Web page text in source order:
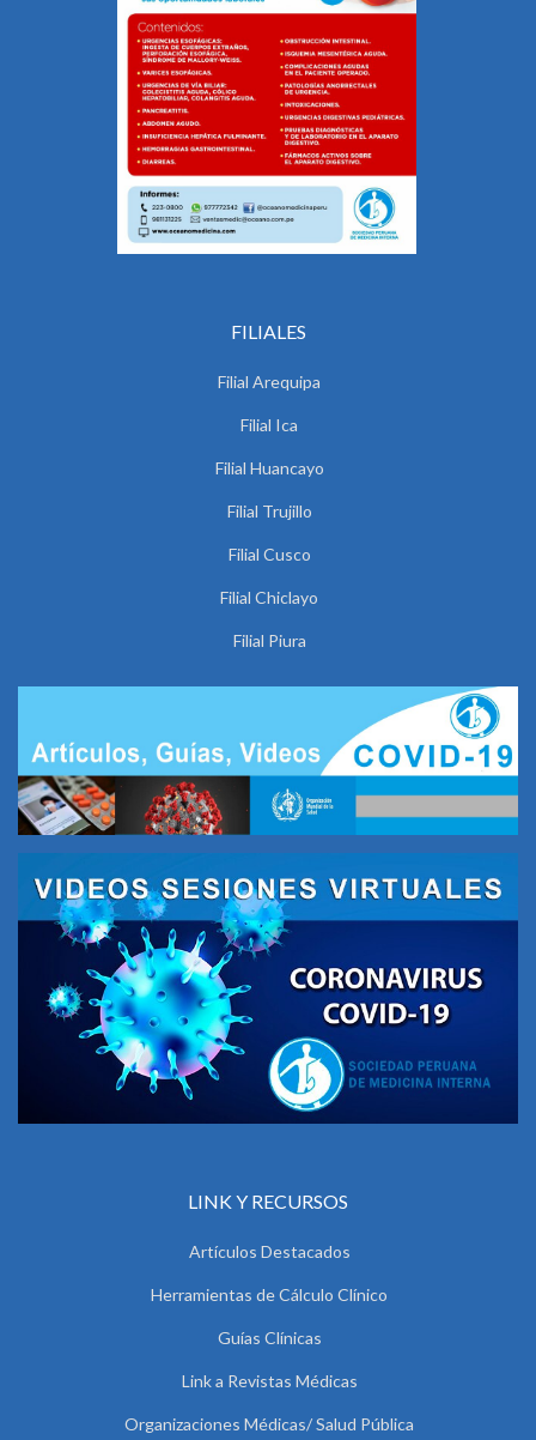
FILIALES
Filial Arequipa
Filial Ica
Filial Huancayo
Filial Trujillo
Filial Cusco
Filial Chiclayo
Filial Piura
LINK Y RECURSOS
Artículos Destacados
Herramientas de Cálculo Clínico
Guías Clínicas
Link a Revistas Médicas
Organizaciones Médicas/ Salud Pública